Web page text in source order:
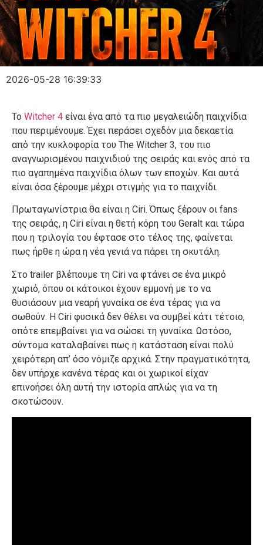
2026-05-28 16:39:33
Το Witcher 4 είναι ένα από τα πιο μεγαλειώδη παιχνίδια
που περιμένουμε. Έχει περάσει σχεδόν μια δεκαετία
από την κυκλοφορία του The Witcher 3, του πιο
αναγνωρισμένου παιχνιδιού της σειράς και ενός από τα
πιο αγαπημένα παιχνίδια όλων των εποχών. Και αυτά
είναι όσα ξέρουμε μέχρι στιγμής για το παιχνίδι.
Πρωταγωνίστρια θα είναι η Ciri. Όπως ξέρουν οι fans
της σειράς, η Ciri είναι η θετή κόρη του Geralt και τώρα
που η τριλογία του έφτασε στο τέλος της, φαίνεται
πως ήρθε η ώρα η νέα γενιά να πάρει τη σκυτάλη.
Στο trailer βλέπουμε τη Ciri να φτάνει σε ένα μικρό
χωριό, όπου οι κάτοικοι έχουν εμμονή με το να
θυσιάσουν μια νεαρή γυναίκα σε ένα τέρας για να
σωθούν. Η Ciri φυσικά δεν θέλει να συμβεί κάτι τέτοιο,
οπότε επεμβαίνει για να σώσει τη γυναίκα. Ωστόσο,
σύντομα καταλαβαίνει πως η κατάσταση είναι πολύ
χειρότερη απ’ όσο νόμιζε αρχικά. Στην πραγματικότητα,
δεν υπήρχε κανένα τέρας και οι χωρικοί είχαν
επινοήσει όλη αυτή την ιστορία απλώς για να τη
σκοτώσουν.